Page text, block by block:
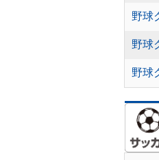
野球
野球
野球